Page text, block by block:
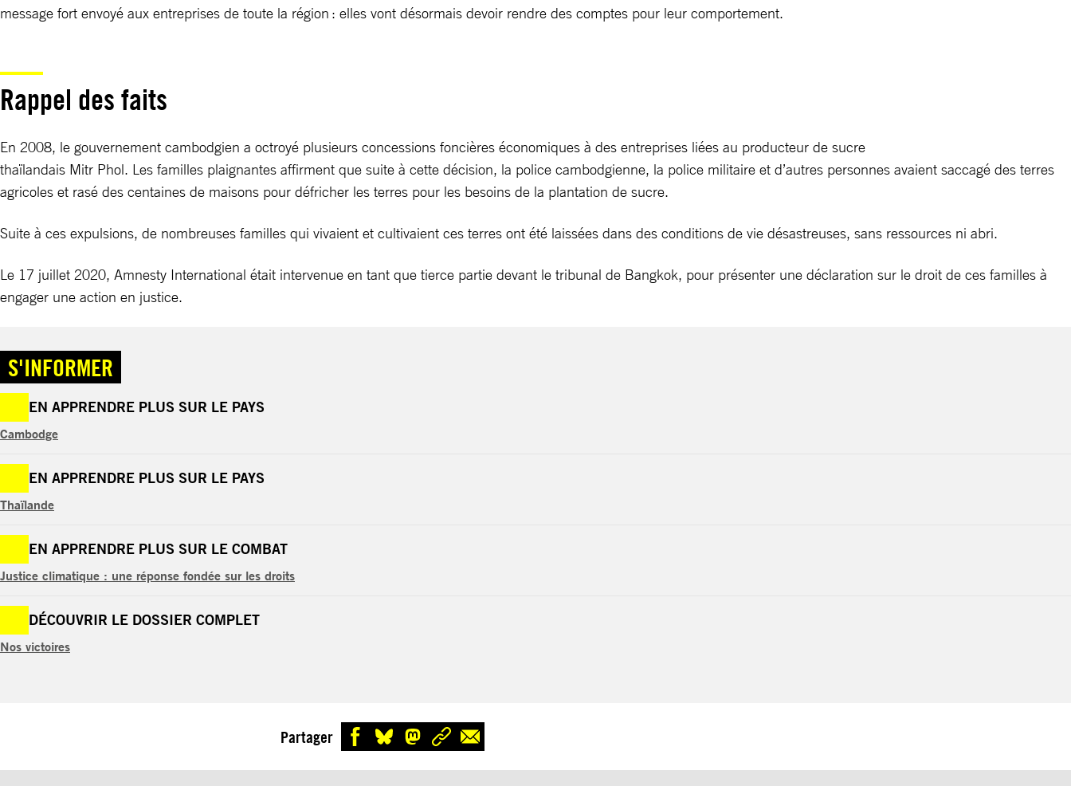
message fort envoyé aux entreprises de toute la région : elles vont désormais devoir rendre des comptes pour leur comportement.
Rappel des faits
En 2008, le gouvernement cambodgien a octroyé plusieurs concessions foncières économiques à des entreprises liées au producteur de sucre
thaïlandais Mitr Phol. Les familles plaignantes affirment que suite à cette décision, la police cambodgienne, la police militaire et d’autres personnes avaient saccagé des terres
agricoles et rasé des centaines de maisons pour défricher les terres pour les besoins de la plantation de sucre.
Suite à ces expulsions, de nombreuses familles qui vivaient et cultivaient ces terres ont été laissées dans des conditions de vie désastreuses, sans ressources ni abri.
Le 17 juillet 2020, Amnesty International était intervenue en tant que tierce partie devant le tribunal de Bangkok, pour présenter une déclaration sur le droit de ces familles à
engager une action en justice.
S'INFORMER
EN APPRENDRE PLUS SUR LE PAYS
Cambodge
EN APPRENDRE PLUS SUR LE PAYS
Thaïlande
EN APPRENDRE PLUS SUR LE COMBAT
Justice climatique : une réponse fondée sur les droits
DÉCOUVRIR LE DOSSIER COMPLET
Nos victoires
Partager